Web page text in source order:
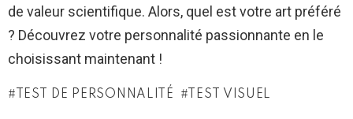
de valeur scientifique. Alors, quel est votre art préféré
? Découvrez votre personnalité passionnante en le
choisissant maintenant !
TEST DE PERSONNALITÉ TEST VISUEL